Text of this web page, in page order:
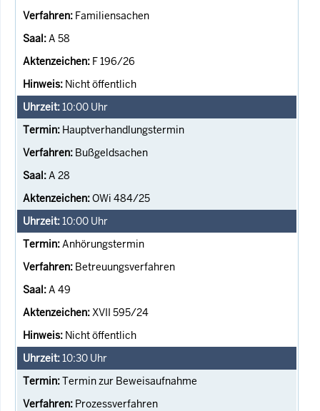
Familiensachen
A 58
F 196/26
Nicht öffentlich
10:00 Uhr
Hauptverhandlungstermin
Bußgeldsachen
A 28
OWi 484/25
10:00 Uhr
Anhörungstermin
Betreuungsverfahren
A 49
XVII 595/24
Nicht öffentlich
10:30 Uhr
Termin zur Beweisaufnahme
Prozessverfahren